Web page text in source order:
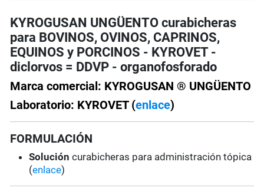
KYROGUSAN UNGÜENTO curabicheras
para BOVINOS, OVINOS, CAPRINOS,
EQUINOS y PORCINOS - KYROVET -
diclorvos = DDVP - organofosforado
Marca comercial: KYROGUSAN ® UNGÜENTO
Laboratorio: KYROVET (enlace)
FORMULACIÓN
Solución curabicheras para administración tópica
(enlace)